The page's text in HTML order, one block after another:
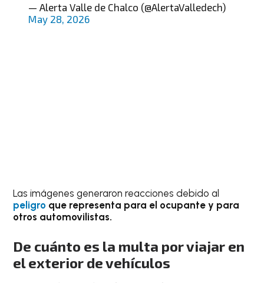
— Alerta Valle de Chalco (@AlertaValledech)
May 28, 2026
Las imágenes generaron reacciones debido al
peligro que representa para el ocupante y para
otros automovilistas.
De cuánto es la multa por viajar en
el exterior de vehículos